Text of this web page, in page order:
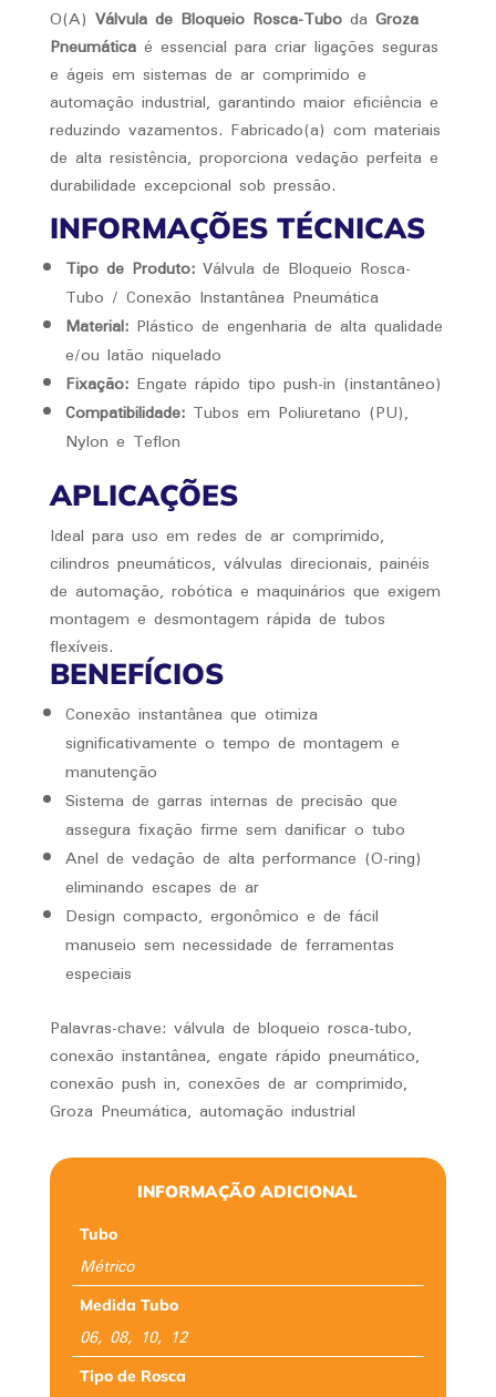
O(A) Válvula de Bloqueio Rosca-Tuboda Groza
Pneumáticaé essencial para criar ligações seguras
e ágeis em sistemas de ar comprimido e
automação industrial, garantindo maior eficiência e
reduzindo vazamentos. Fabricado(a) com materiais
de alta resistência, proporciona vedação perfeita e
durabilidade excepcional sob pressão.
INFORMAÇÕES TÉCNICAS
Tipo de Produto:Válvula de Bloqueio Rosca-
Tubo / Conexão Instantânea Pneumática
Material:Plástico de engenharia de alta qualidade
e/ou latão niquelado
Fixação:Engate rápido tipo push-in (instantâneo)
Compatibilidade:Tubos em Poliuretano (PU),
Nylon e Teflon
APLICAÇÕES
Ideal para uso em redes de ar comprimido,
cilindros pneumáticos, válvulas direcionais, painéis
de automação, robótica e maquinários que exigem
montagem e desmontagem rápida de tubos
flexíveis.
BENEFÍCIOS
Conexão instantânea que otimiza
significativamente o tempo de montagem e
manutenção
Sistema de garras internas de precisão que
assegura fixação firme sem danificar o tubo
Anel de vedação de alta performance (O-ring)
eliminando escapes de ar
Design compacto, ergonômico e de fácil
manuseio sem necessidade de ferramentas
especiais
Palavras-chave: válvula de bloqueio rosca-tubo,
conexão instantânea, engate rápido pneumático,
conexão push in, conexões de ar comprimido,
Groza Pneumática, automação industrial
INFORMAÇÃO ADICIONAL
Tubo
Métrico
Medida Tubo
06, 08, 10, 12
Tipo de Rosca